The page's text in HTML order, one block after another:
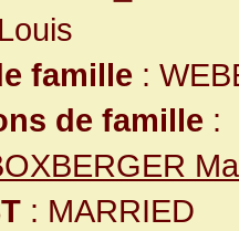
famille :
de famille :
: MARRIED